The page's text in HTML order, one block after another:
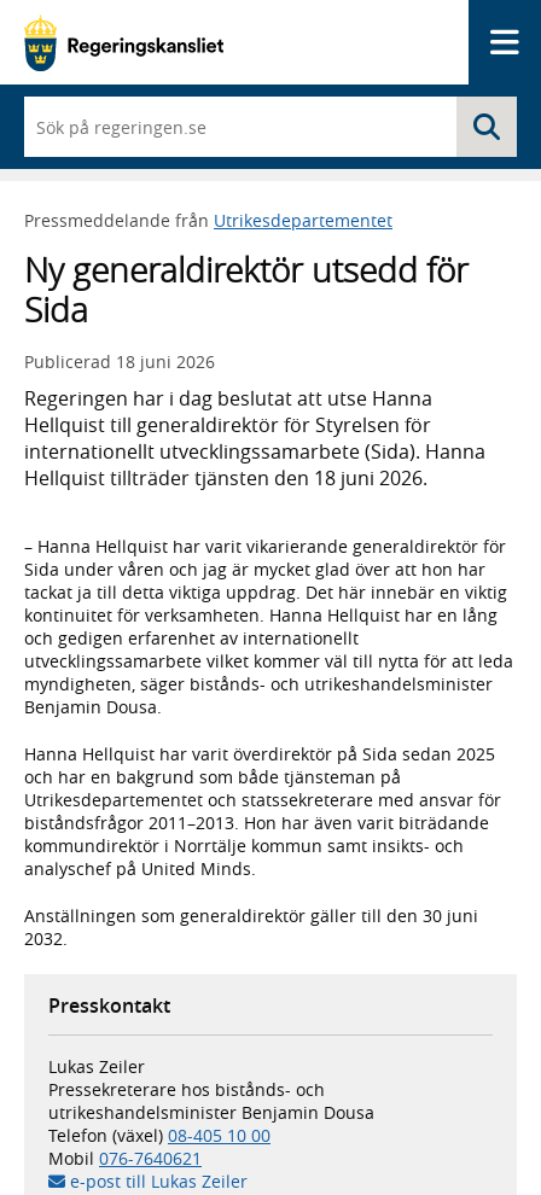
du
börjar
skriva
framträder
lista
med
sökförslag
Pressmeddelande från Utrikesdepartementet
Ny generaldirektör utsedd för
Sida
Publicerad 18 juni 2026
Regeringen har i dag beslutat att utse Hanna
Hellquist till generaldirektör för Styrelsen för
internationellt utvecklingssamarbete (Sida). Hanna
Hellquist tillträder tjänsten den 18 juni 2026.
– Hanna Hellquist har varit vikarierande generaldirektör för
Sida under våren och jag är mycket glad över att hon har
tackat ja till detta viktiga uppdrag. Det här innebär en viktig
kontinuitet för verksamheten. Hanna Hellquist har en lång
och gedigen erfarenhet av internationellt
utvecklingssamarbete vilket kommer väl till nytta för att leda
myndigheten, säger bistånds- och utrikeshandelsminister
Benjamin Dousa.
Hanna Hellquist har varit överdirektör på Sida sedan 2025
och har en bakgrund som både tjänsteman på
Utrikesdepartementet och statssekreterare med ansvar för
biståndsfrågor 2011–2013. Hon har även varit biträdande
kommundirektör i Norrtälje kommun samt insikts- och
analyschef på United Minds.
Anställningen som generaldirektör gäller till den 30 juni
2032.
Presskontakt
Lukas Zeiler
Pressekreterare hos bistånds- och
utrikeshandelsminister Benjamin Dousa
Telefon (växel) 08-405 10 00
Mobil 076-7640621
e-post till Lukas Zeiler